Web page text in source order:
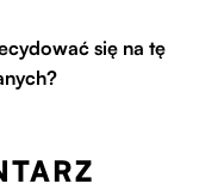
się na tę